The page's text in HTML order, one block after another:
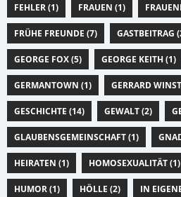
FEHLER (1) FRAUEN (1)
FRÜHE FREUNDE (7) GASTBEITRAG
GEORGE FOX (5) GEORGE KEITH (1)
GERMANTOWN (1) GERRARD
GESCHICHTE (14) GEWALT (2)
GLAUBENSGEMEINSCHAFT (1)
HEIRATEN (1) HOMOSEXUALITÄT (1)
HUMOR (1) HÖLLE (2) IN